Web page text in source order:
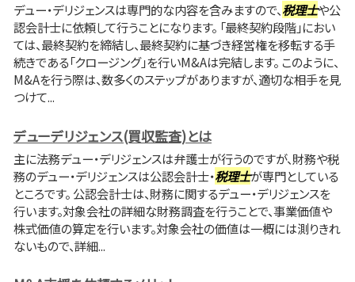
デュー・デリジェンスは専門的な内容を含みますので、税理士や公
認会計士に依頼して行うことになります。 「最終契約段階」におい
ては、最終契約を締結し、最終契約に基づき経営権を移転する手
続きである「クロージング」を行いM&Aは完結します。 このように、
M&Aを行う際は、数多くのステップがありますが、適切な相手を見
つけて...
デューデリジェンス(買収監査)とは
主に法務デュー・デリジェンスは弁護士が行うのですが、財務や税
務のデュー・デリジェンスは公認会計士・税理士が専門としている
ところです。 公認会計士は、財務に関するデュー・デリジェンスを
行います。対象会社の詳細な財務調査を行うことで、事業価値や
株式価値の算定を行います。対象会社の価値は一概には測りきれ
ないもので、詳細...